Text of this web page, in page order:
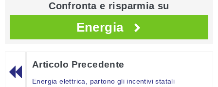
Confronta e risparmia su
Energia
Articolo Precedente
Energia elettrica, partono gli incentivi statali